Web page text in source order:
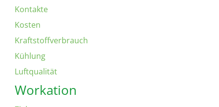
Kontakte
Kosten
Kraftstoffverbrauch
Kühlung
Luftqualität
Workation